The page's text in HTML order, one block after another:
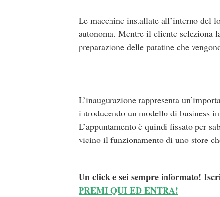
Le macchine installate all’interno del
autonoma. Mentre il cliente seleziona
preparazione delle patatine che
L’inaugurazione rappresenta
introducendo un modello di business
L’appuntamento è quindi fissato per
vicino il funzionamento di uno store
Un click e sei sempre informato!
PREMI QUI ED ENTRA!